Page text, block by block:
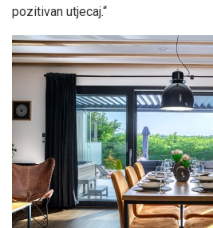
pozitivan utjecaj.“